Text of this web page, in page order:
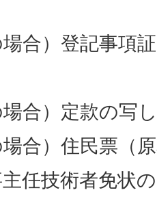
合）登記事項
合）定款の写し
合）住民票（
任技術者免状